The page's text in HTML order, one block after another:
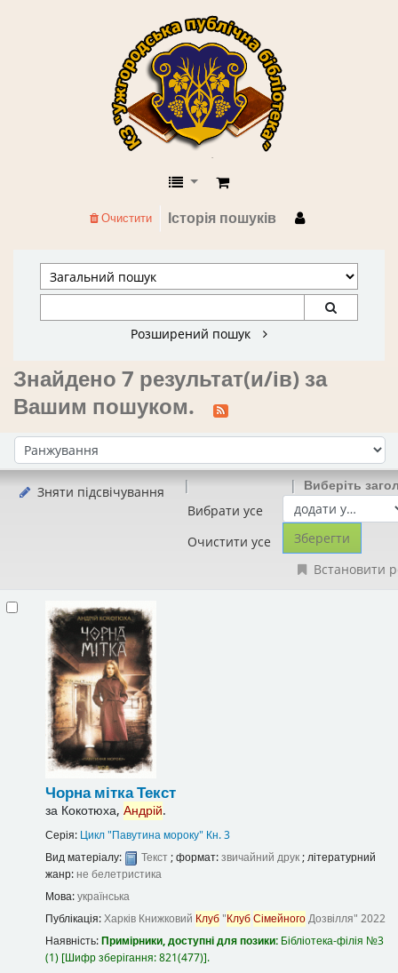
КЗ "Ужгородська публічна
Історія пошуків
Очистити
Розширений пошук
Знайдено 7 результат(и/ів) за
Вашим пошуком.
Сортувати за:
Зняти підсвічування
Вибрати усе
Очистити усе
Виберіть
Встановити
Чорна міткаТекст
за Кокотюха, Андрій.
Серія: Цикл "Павутина мороку" Кн. 3
Вид матеріалу:
Текст; формат:звичайний друк; літературний
жанр: не белетристика
Мова:українська
Публікація:Харків Книжковий Клуб"КлубСімейногоДозвілля" 2022
Наявність:Примірники, доступні для позики: Бібліотека-філія №3
(1) Шифр зберігання:821(477) .